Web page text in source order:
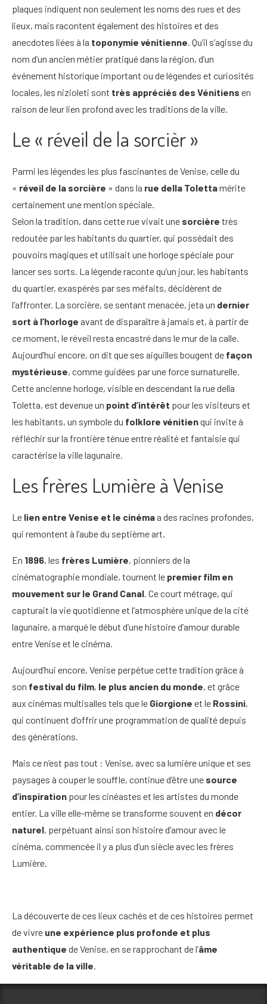
plaques indiquent non seulement les noms des rues et des
lieux, mais racontent également des histoires et des
anecdotes liées à la toponymie vénitienne. Qu’il s’agisse du
nom d’un ancien métier pratiqué dans la région, d’un
événement historique important ou de légendes et curiosités
locales, les nizioleti sont très appréciés des Vénitiens en
raison de leur lien profond avec les traditions de la ville.
Le « réveil de la sorcièr »
Parmi les légendes les plus fascinantes de Venise, celle du
« réveil de la sorcière » dans la rue della Tolettamérite
certainement une mention spéciale.
Selon la tradition, dans cette rue vivait une sorcière très
redoutée par les habitants du quartier, qui possédait des
pouvoirs magiques et utilisait une horloge spéciale pour
lancer ses sorts. La légende raconte qu’un jour, les habitants
du quartier, exaspérés par ses méfaits, décidèrent de
l’affronter. La sorcière, se sentant menacée, jeta un dernier
sort à l’horloge avant de disparaître à jamais et, à partir de
ce moment, le réveil resta encastré dans le mur de la calle.
Aujourd’hui encore, on dit que ses aiguilles bougent de façon
mystérieuse, comme guidées par une force surnaturelle.
Cette ancienne horloge, visible en descendant la rue della
Toletta, est devenue un point d’intérêt pour les visiteurs et
les habitants, un symbole du folklore vénitienqui invite à
réfléchir sur la frontière ténue entre réalité et fantaisie qui
caractérise la ville lagunaire.
Les frères Lumière à Venise
Le lien entre Venise et le cinéma a des racines profondes,
qui remontent à l’aube du septième art.
En 1896, les frères Lumière, pionniers de la
cinématographie mondiale, tournent le premier film en
mouvement sur le Grand Canal. Ce court métrage, qui
capturait la vie quotidienne et l’atmosphère unique de la cité
lagunaire, a marqué le début d’une histoire d’amour durable
entre Venise et le cinéma.
Aujourd’hui encore, Venise perpétue cette tradition grâce à
son festival du film, le plus ancien du monde, et grâce
aux cinémas multisalles tels que le Giorgione et le Rossini,
qui continuent d’offrir une programmation de qualité depuis
des générations.
Mais ce n’est pas tout : Venise, avec sa lumière unique et ses
paysages à couper le souffle, continue d’être une source
d’inspiration pour les cinéastes et les artistes du monde
entier. La ville elle-même se transforme souvent en décor
naturel, perpétuant ainsi son histoire d’amour avec le
cinéma, commencée il y a plus d’un siècle avec les frères
Lumière.
La découverte de ces lieux cachés et de ces histoires permet
de vivre une expérience plus profonde et plus
authentique de Venise, en se rapprochant de l’âme
véritable de la ville.